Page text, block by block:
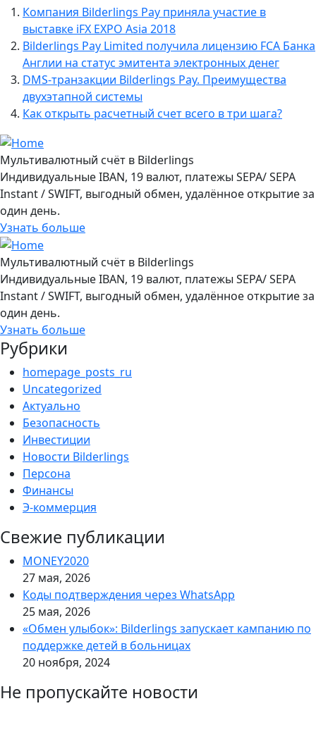
Компания Bilderlings Pay приняла участие в
выставке iFX EXPO Asia 2018
Bilderlings Pay Limited получила лицензию FCA Банка
Англии на статус эмитента электронных денег
DMS-транзакции Bilderlings Pay. Преимущества
двухэтапной системы
Как открыть расчетный счет всего в три шага?
Мультивалютный счёт в Bilderlings
Индивидуальные IBAN, 19 валют, платежы SEPA/ SEPA
Instant / SWIFT, выгодный обмен, удалённое открытие за
один день.
Узнать больше
Мультивалютный счёт в Bilderlings
Индивидуальные IBAN, 19 валют, платежы SEPA/ SEPA
Instant / SWIFT, выгодный обмен, удалённое открытие за
один день.
Узнать больше
Рубрики
homepage_posts_ru
Uncategorized
Актуально
Безопасность
Инвестиции
Новости Bilderlings
Персона
Финансы
Э-коммерция
Свежие публикации
MONEY2020
27 мая, 2026
Коды подтверждения через WhatsApp
25 мая, 2026
«Обмен улыбок»: Bilderlings запускает кампанию по
поддержке детей в больницах
20 ноября, 2024
Не пропускайте новости